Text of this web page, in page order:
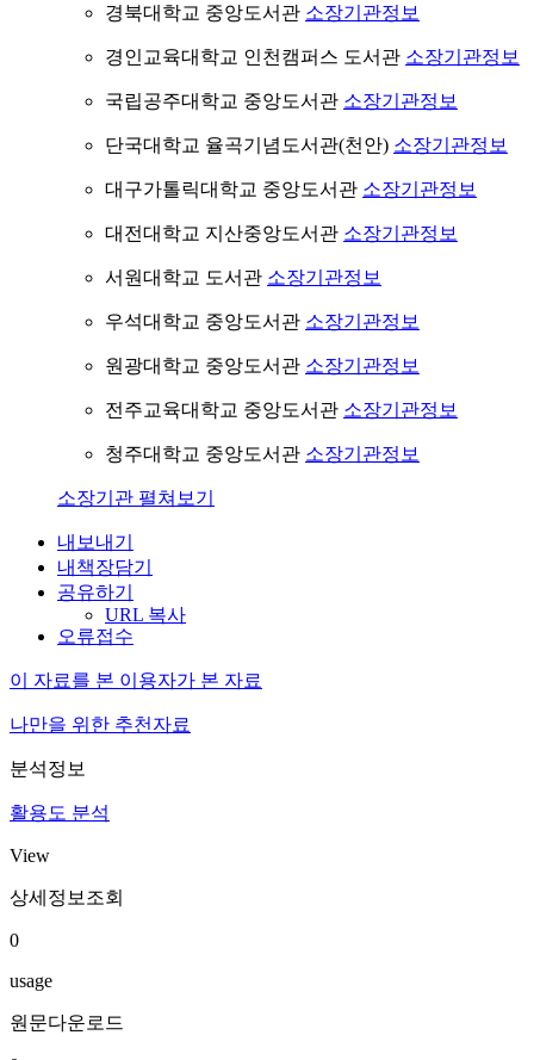
경북대학교 중앙도서관 소장기관정보
경인교육대학교 인천캠퍼스 도서관 소장기관정보
국립공주대학교 중앙도서관 소장기관정보
단국대학교 율곡기념도서관(천안) 소장기관정보
대구가톨릭대학교 중앙도서관 소장기관정보
대전대학교 지산중앙도서관 소장기관정보
서원대학교 도서관 소장기관정보
우석대학교 중앙도서관 소장기관정보
원광대학교 중앙도서관 소장기관정보
전주교육대학교 중앙도서관 소장기관정보
청주대학교 중앙도서관 소장기관정보
소장기관 펼쳐보기
내보내기
내책장담기
공유하기
URL 복사
오류접수
이 자료를 본 이용자가 본 자료
나만을 위한 추천자료
분석정보
활용도 분석
View
상세정보조회
0
usage
원문다운로드